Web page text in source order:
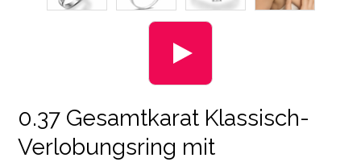
0.37 Gesamtkarat Klassisch-
Verlobungsring mit